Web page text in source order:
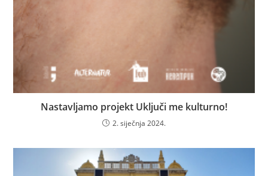
Nastavljamo projekt Uključi me kulturno!
2. siječnja 2024.